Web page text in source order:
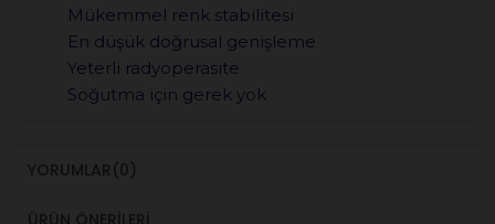
Mükemmel renk stabilitesi
En düşük doğrusal genişleme
Yeterli radyoperasite
Soğutma için gerek yok
YORUMLAR (0)
ÜRÜN ÖNERILERI